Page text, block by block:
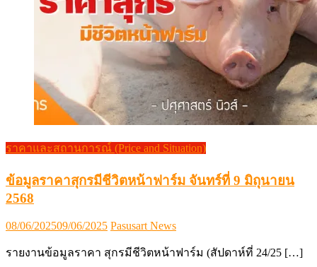
ราคาและสถานการณ์ (Price and Situation)
ข้อมูลราคาสุกรมีชีวิตหน้าฟาร์ม จันทร์ที่ 9 มิถุนายน
2568
Posted
08/06/202509/06/2025 Author
Pasusart News
รายงานข้อมูลราคา สุกรมีชีวิตหน้าฟาร์ม (สัปดาห์ที่ 24/25 […]